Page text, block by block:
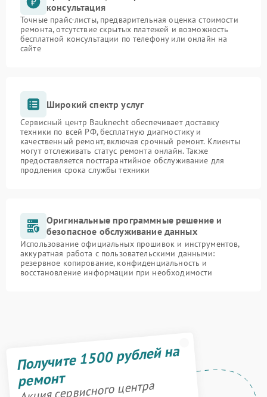
консультация
Точные прайс-листы, предварительная оценка стоимости
ремонта, отсутствие скрытых платежей и возможность
бесплатной консультации по телефону или онлайн на
сайте
Широкий спектр услуг
Сервисный центр Bauknecht обеспечивает доставку
техники по всей РФ, бесплатную диагностику и
качественный ремонт, включая срочный ремонт. Клиенты
могут отслеживать статус ремонта онлайн. Также
предоставляется постгарантийное обслуживание для
продления срока службы техники
Оригинальные программные решение и
безопасное обслуживание данных
Использование официальных прошивок и инструментов,
аккуратная работа с пользовательскими данными:
резервное копирование, конфиденциальность и
восстановление информации при необходимости
Получите 1500 рублей на
ремонт
Акция сервисного центра